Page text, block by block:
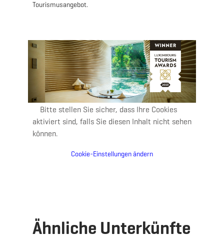
Tourismusangebot.
Bitte stellen Sie sicher, dass Ihre Cookies
aktiviert sind, falls Sie diesen Inhalt nicht sehen
können.
Cookie-Einstellungen ändern
Ähnliche Unterkünfte